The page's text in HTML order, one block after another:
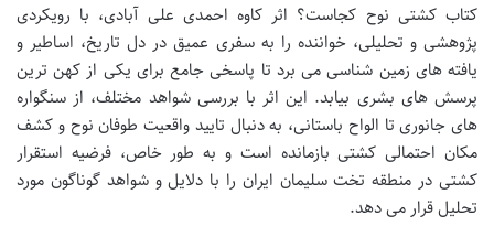
کتاب کشتی نوح کجاست؟ اثر کاوه احمدی علی آبادی، با رویکردی
پژوهشی و تحلیلی، خواننده را به سفری عمیق در دل تاریخ، اساطیر و
یافته های زمین شناسی می برد تا پاسخی جامع برای یکی از کهن ترین
پرسش های بشری بیابد. این اثر با بررسی شواهد مختلف، از سنگواره
های جانوری تا الواح باستانی، به دنبال تایید واقعیت طوفان نوح و کشف
مکان احتمالی کشتی بازمانده است و به طور خاص، فرضیه استقرار
کشتی در منطقه تخت سلیمان ایران را با دلایل و شواهد گوناگون مورد
تحلیل قرار می دهد.